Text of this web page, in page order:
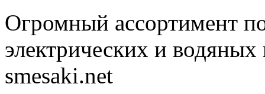
Огромный ассортимент
электрических и водяных
smesaki.net